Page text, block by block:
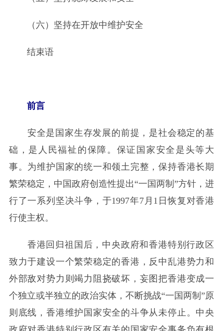
（六）坚持在开放中维护安全
结束语
前言
安全是国家生存发展的前提，是社会稳定的基
础，是人民福祉的保障。保证国家安全是头等大
事。为维护国家的统一和领土完整，保持香港长期
繁荣稳定，中国政府创造性提出“一国两制”方针，进
行了一系列坚决斗争，于1997年7月1日恢复对香港
行使主权。
香港回归祖国后，中央政府和香港特别行政区
致力于建设一个繁荣稳定的香港，反中乱港势力和
外部敌对势力则竭力阻挠破坏，妄图把香港变成一
个独立或半独立的政治实体，不断挑战“一国两制”原
则底线，香港维护国家安全的斗争从未停止。中央